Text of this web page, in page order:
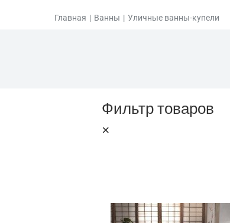
Главная | Ванны | Уличные ванны-купели
Фильтр товаров